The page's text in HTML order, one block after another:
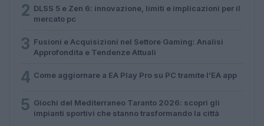
2 DLSS 5 e Zen 6: innovazione, limiti e implicazioni per il
mercato pc
3 Fusioni e Acquisizioni nel Settore Gaming: Analisi
Approfondita e Tendenze Attuali
4 Come aggiornare a EA Play Pro su PC tramite l’EA app
5 Giochi del Mediterraneo Taranto 2026: scopri gli
impianti sportivi che stanno trasformando la città